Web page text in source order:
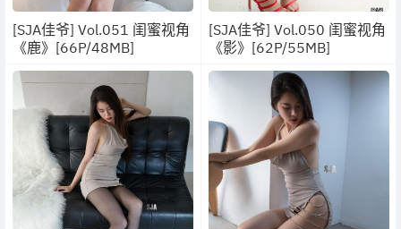
[SJA佳爷] Vol.051 闺蜜视角
《鹿》[66P/48MB]
[SJA佳爷] Vol.050 闺蜜视角
《影》[62P/55MB]